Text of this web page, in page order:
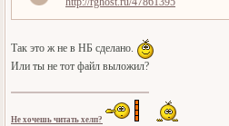
Так это ж не в НБ сделано.
Или ты не тот файл выложил?
Не хочешь читать хелп?